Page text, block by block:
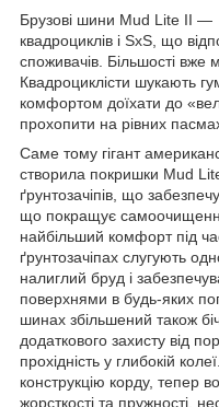
Брузові шини Mud Lite II —
квадроциклів і SxS, що
споживачів. Більшості
Квадроциклісти шукають
комфортом доїхати до
прохопити на рівних
Саме тому гігант
створила покришки Mud
ґрунтозачіпів, що
що покращує
найбільший комфорт під
ґрунтозачіпах слугують
налиглий бруд і
поверхнями в будь-яких
шинах збільшений також
додаткового захисту від
прохідність у глибокій
конструкцію корду, тепер
жорсткості та пружності,